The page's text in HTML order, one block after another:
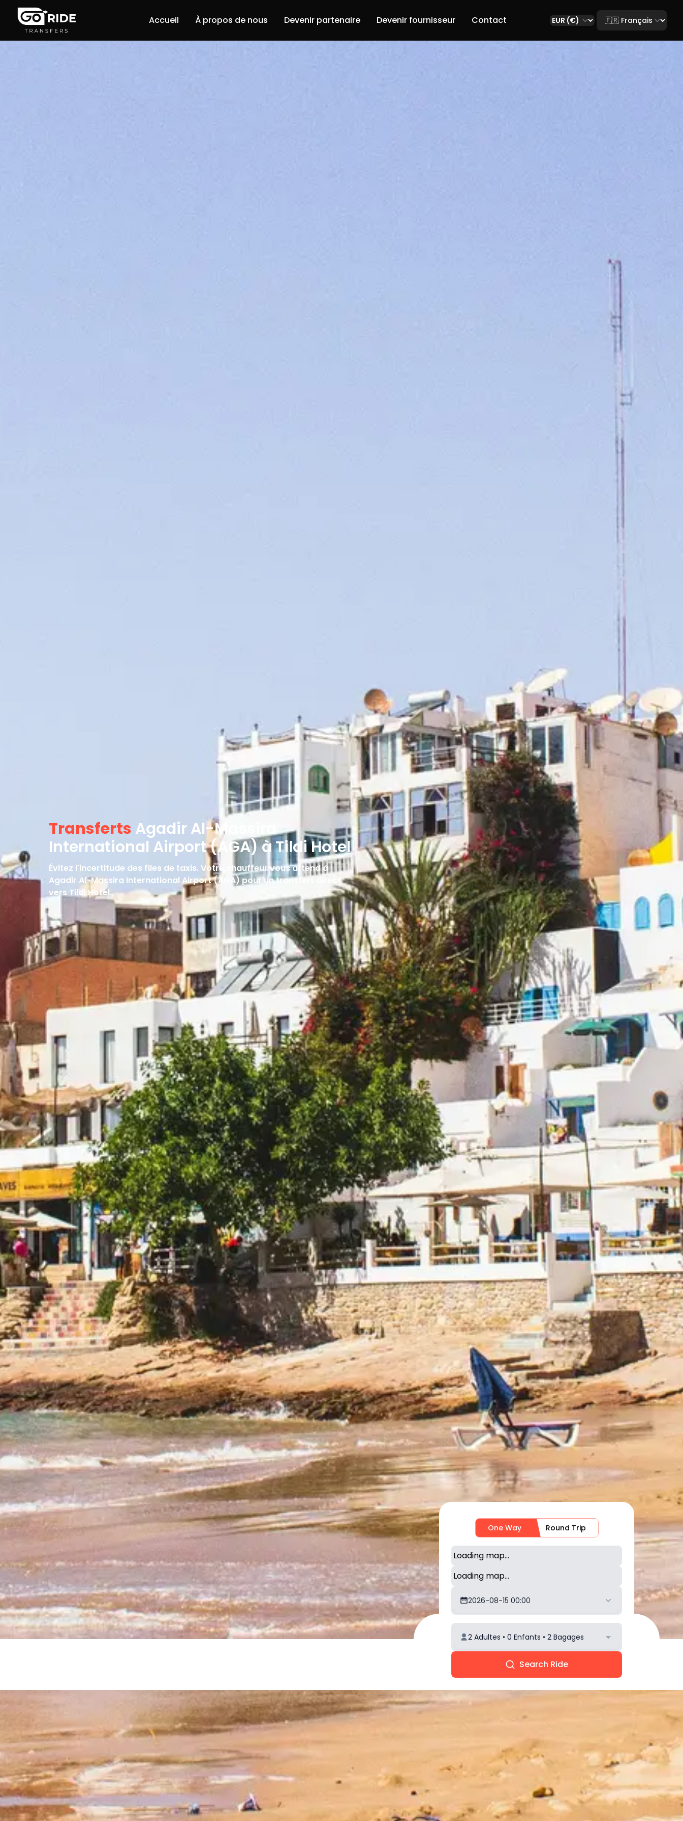
Accueil À propos de nous Devenir partenaire Devenir fournisseur Contact Select language
Transferts Agadir Al-Massira
International Airport (AGA) à Tildi Hotel
Évitez l'incertitude des files de taxis. Votre chauffeur vous attend à
Agadir Al-Massira International Airport (AGA) pour un transfert direct
vers Tildi Hotel.
One Way Round Trip
Loading map...
Loading map...
2026-08-15 00:00
2 Adultes • 0 Enfants • 2 Bagages
Search Ride